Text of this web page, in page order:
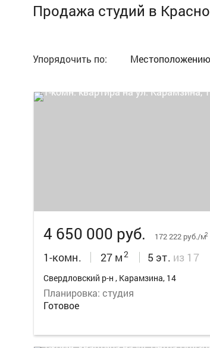
Продажа студий в
Упорядочить по: Местоположению
4 650 000 руб. 172 222 руб./м2
1-комн. 27 м2 5 эт. из 17
Свердловский р-н , Карамзина, 14
Планировка: студия
Готовое